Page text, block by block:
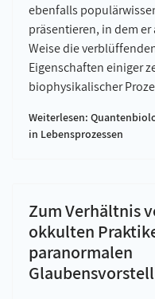
ebenfalls
präsentieren, in dem
Weise die
Eigenschaften einiger
biophysikalischer
Weiterlesen:
in Lebensprozessen
Zum Verhältnis
okkulten
paranormalen